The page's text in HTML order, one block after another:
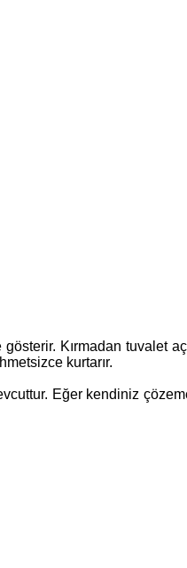
gösterir. Kırmadan tuvalet
kurtarır.
Eğer kendiniz